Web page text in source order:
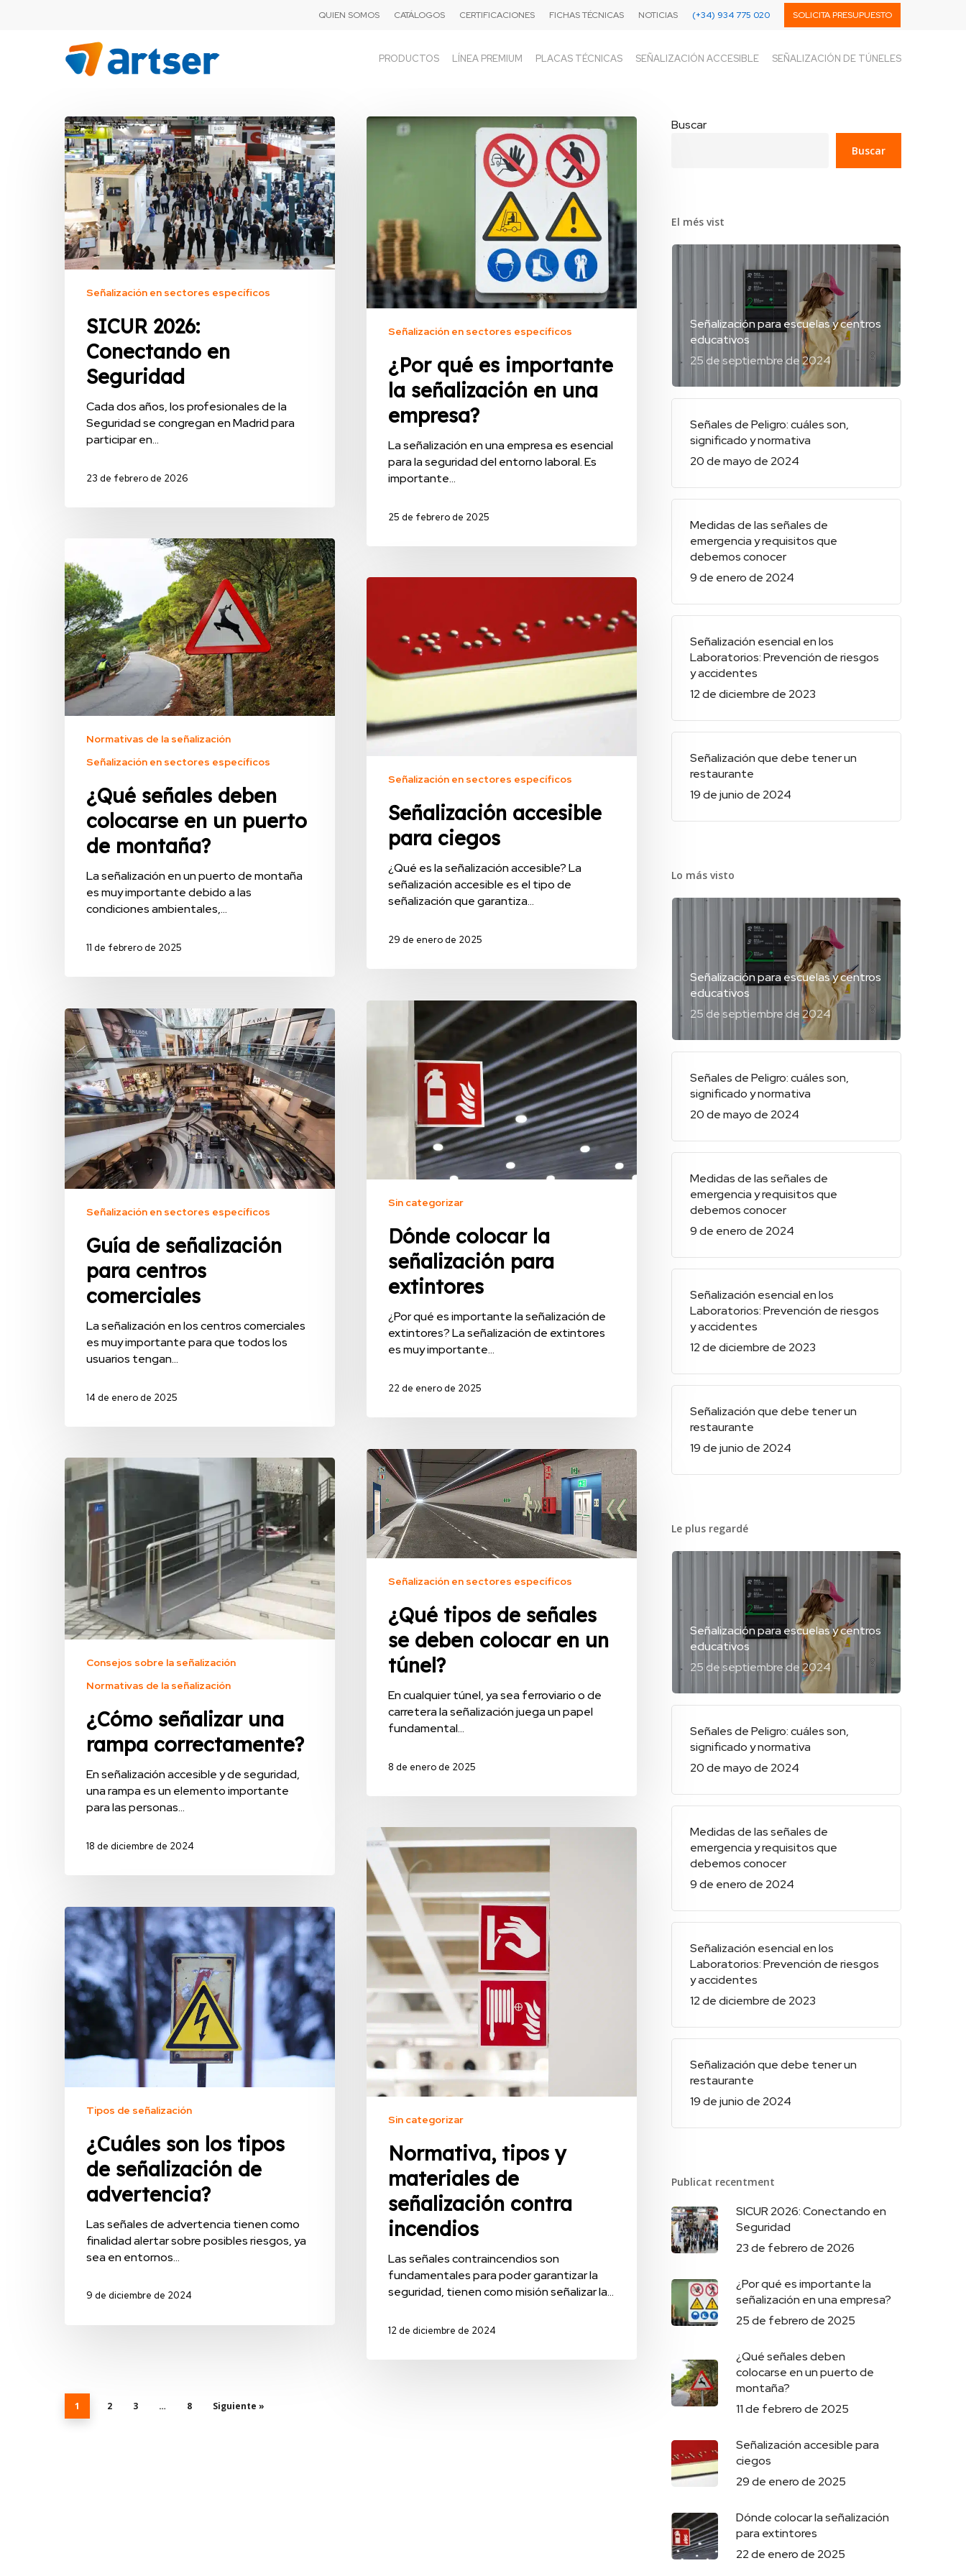
QUIEN SOMOS CATÁLOGOS CERTIFICACIONES FICHAS TÉCNICAS NOTICIAS (+34) 934 775 020 SOLICITA PRESUPUESTO
PRODUCTOS LÍNEA PREMIUM PLACAS TÉCNICAS SEÑALIZACIÓN ACCESIBLE SEÑALIZACIÓN DE TÚNELES
Señalización en sectores específicos
SICUR 2026:
Conectando en
Seguridad
Cada dos años, los profesionales de la
Seguridad se congregan en Madrid para
participar en…
23 de febrero de 2026
Señalización en sectores específicos
¿Por qué es importante
la señalización en una
empresa?
La señalización en una empresa es esencial
para la seguridad del entorno laboral. Es
importante…
25 de febrero de 2025
Normativas de la señalización
Señalización en sectores específicos
¿Qué señales deben
colocarse en un puerto
de montaña?
La señalización en un puerto de montaña
es muy importante debido a las
condiciones ambientales,…
11 de febrero de 2025
Señalización en sectores específicos
Señalización accesible
para ciegos
¿Qué es la señalización accesible? La
señalización accesible es el tipo de
señalización que garantiza…
29 de enero de 2025
Sin categorizar
Dónde colocar la
señalización para
extintores
¿Por qué es importante la señalización de
extintores? La señalización de extintores
es muy importante…
22 de enero de 2025
Señalización en sectores específicos
Guía de señalización
para centros
comerciales
La señalización en los centros comerciales
es muy importante para que todos los
usuarios tengan…
14 de enero de 2025
Señalización en sectores específicos
¿Qué tipos de señales
se deben colocar en un
túnel?
En cualquier túnel, ya sea ferroviario o de
carretera la señalización juega un papel
fundamental…
8 de enero de 2025
Consejos sobre la señalización
Normativas de la señalización
¿Cómo señalizar una
rampa correctamente?
En señalización accesible y de seguridad,
una rampa es un elemento importante
para las personas…
18 de diciembre de 2024
Sin categorizar
Normativa, tipos y
materiales de
señalización contra
incendios
Las señales contraincendios son
fundamentales para poder garantizar la
seguridad, tienen como misión señalizar la…
12 de diciembre de 2024
Tipos de señalización
¿Cuáles son los tipos
de señalización de
advertencia?
Las señales de advertencia tienen como
finalidad alertar sobre posibles riesgos, ya
sea en entornos…
9 de diciembre de 2024
1 2 3 … 8 Siguiente »
Buscar
Buscar
El més vist
Señalización para escuelas y centros
educativos
25 de septiembre de 2024
Señales de Peligro: cuáles son,
significado y normativa
20 de mayo de 2024
Medidas de las señales de
emergencia y requisitos que
debemos conocer
9 de enero de 2024
Señalización esencial en los
Laboratorios: Prevención de riesgos
y accidentes
12 de diciembre de 2023
Señalización que debe tener un
restaurante
19 de junio de 2024
Lo más visto
Señalización para escuelas y centros
educativos
25 de septiembre de 2024
Señales de Peligro: cuáles son,
significado y normativa
20 de mayo de 2024
Medidas de las señales de
emergencia y requisitos que
debemos conocer
9 de enero de 2024
Señalización esencial en los
Laboratorios: Prevención de riesgos
y accidentes
12 de diciembre de 2023
Señalización que debe tener un
restaurante
19 de junio de 2024
Le plus regardé
Señalización para escuelas y centros
educativos
25 de septiembre de 2024
Señales de Peligro: cuáles son,
significado y normativa
20 de mayo de 2024
Medidas de las señales de
emergencia y requisitos que
debemos conocer
9 de enero de 2024
Señalización esencial en los
Laboratorios: Prevención de riesgos
y accidentes
12 de diciembre de 2023
Señalización que debe tener un
restaurante
19 de junio de 2024
Publicat recentment
SICUR 2026: Conectando en
Seguridad
23 de febrero de 2026
¿Por qué es importante la
señalización en una empresa?
25 de febrero de 2025
¿Qué señales deben
colocarse en un puerto de
montaña?
11 de febrero de 2025
Señalización accesible para
ciegos
29 de enero de 2025
Dónde colocar la señalización
para extintores
22 de enero de 2025